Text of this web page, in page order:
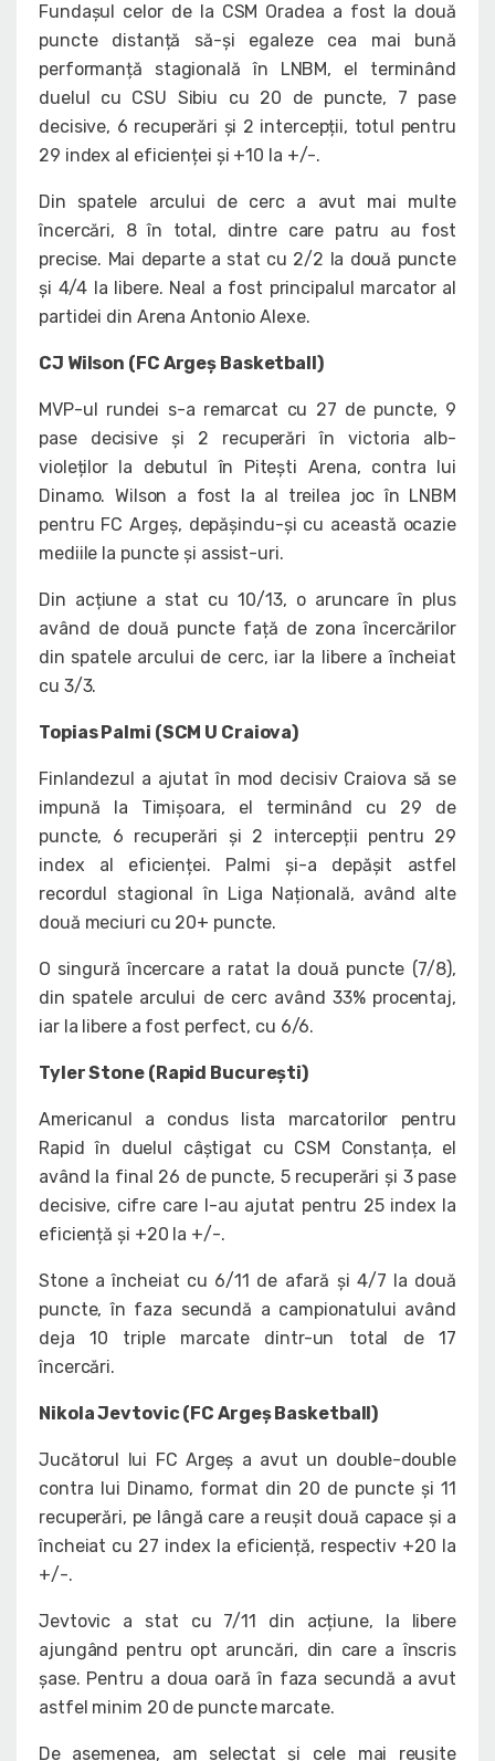
Fundașul celor de la CSM Oradea a fost la două
puncte distanță să-și egaleze cea mai bună
performanță stagională în LNBM, el terminând
duelul cu CSU Sibiu cu 20 de puncte, 7 pase
decisive, 6 recuperări și 2 intercepții, totul pentru
29 index al eficienței și +10 la +/-.
Din spatele arcului de cerc a avut mai multe
încercări, 8 în total, dintre care patru au fost
precise. Mai departe a stat cu 2/2 la două puncte
și 4/4 la libere. Neal a fost principalul marcator al
partidei din Arena Antonio Alexe.
CJ Wilson (FC Argeș Basketball)
MVP-ul rundei s-a remarcat cu 27 de puncte, 9
pase decisive și 2 recuperări în victoria alb-
violeților la debutul în Pitești Arena, contra lui
Dinamo. Wilson a fost la al treilea joc în LNBM
pentru FC Argeș, depășindu-și cu această ocazie
mediile la puncte și assist-uri.
Din acțiune a stat cu 10/13, o aruncare în plus
având de două puncte față de zona încercărilor
din spatele arcului de cerc, iar la libere a încheiat
cu 3/3.
Topias Palmi (SCM U Craiova)
Finlandezul a ajutat în mod decisiv Craiova să se
impună la Timișoara, el terminând cu 29 de
puncte, 6 recuperări și 2 intercepții pentru 29
index al eficienței. Palmi și-a depășit astfel
recordul stagional în Liga Națională, având alte
două meciuri cu 20+ puncte.
O singură încercare a ratat la două puncte (7/8),
din spatele arcului de cerc având 33% procentaj,
iar la libere a fost perfect, cu 6/6.
Tyler Stone (Rapid București)
Americanul a condus lista marcatorilor pentru
Rapid în duelul câștigat cu CSM Constanța, el
având la final 26 de puncte, 5 recuperări și 3 pase
decisive, cifre care l-au ajutat pentru 25 index la
eficiență și +20 la +/-.
Stone a încheiat cu 6/11 de afară și 4/7 la două
puncte, în faza secundă a campionatului având
deja 10 triple marcate dintr-un total de 17
încercări.
Nikola Jevtovic (FC Argeș Basketball)
Jucătorul lui FC Argeș a avut un double-double
contra lui Dinamo, format din 20 de puncte și 11
recuperări, pe lângă care a reușit două capace și a
încheiat cu 27 index la eficiență, respectiv +20 la
+/-.
Jevtovic a stat cu 7/11 din acțiune, la libere
ajungând pentru opt aruncări, din care a înscris
șase. Pentru a doua oară în faza secundă a avut
astfel minim 20 de puncte marcate.
De asemenea, am selectat și cele mai reușite